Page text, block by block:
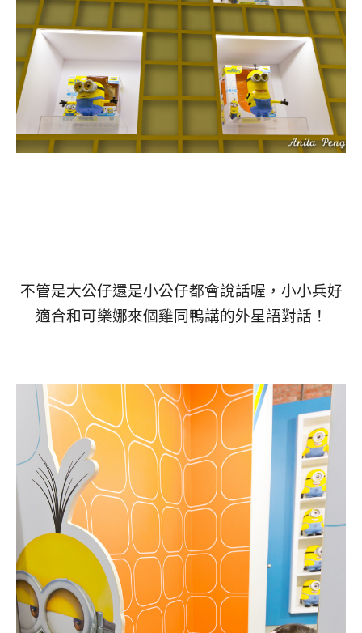
不管是大公仔還是小公仔都會說話喔，小小兵好
適合和可樂娜來個雞同鴨講的外星語對話！